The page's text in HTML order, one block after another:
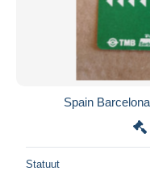
Spain
Statuut